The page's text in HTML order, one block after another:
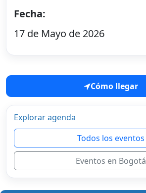
Fecha:
17 de Mayo de 2026
Cómo llegar
Explorar agenda
Todos los eventos
Eventos en Bogotá